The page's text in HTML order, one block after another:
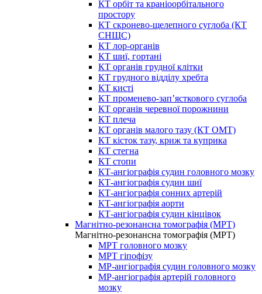
КТ орбіт та краніоорбітального
простору
КТ скронево-щелепного суглоба (КТ
СНЩС)
КТ лор-органів
КТ шиї, гортані
КТ органів грудної клітки
КТ грудного відділу хребта
КТ кисті
КТ променево-зап’ясткового суглоба
КТ органів черевної порожнини
КТ плеча
КТ органів малого тазу (КТ ОМТ)
КТ кісток тазу, криж та куприка
КТ стегна
КТ стопи
КТ-ангіографія судин головного мозку
КТ-ангіографія судин шиї
КТ-ангіографія сонних артерій
КТ-ангіографія аорти
КТ-ангіографія судин кінцівок
Магнітно-резонансна томографія (МРТ)
Магнітно-резонансна томографія (МРТ)
МРТ головного мозку
МРТ гіпофізу
МР-ангіографія судин головного мозку
МР-ангіографія артерій головного
мозку